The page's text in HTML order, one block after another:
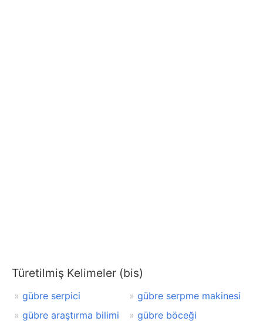
Türetilmiş Kelimeler (bis)
gübre serpici
gübre serpme makinesi
gübre araştırma bilimi
gübre böceği